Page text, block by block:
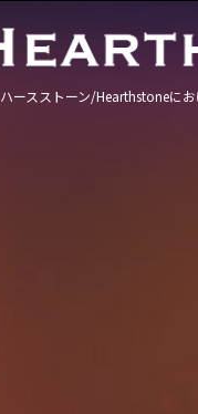
ハースストーン/Hearthstoneに